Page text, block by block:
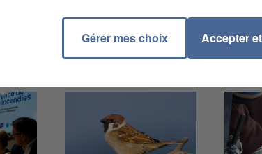
Gérer mes choix Accepter